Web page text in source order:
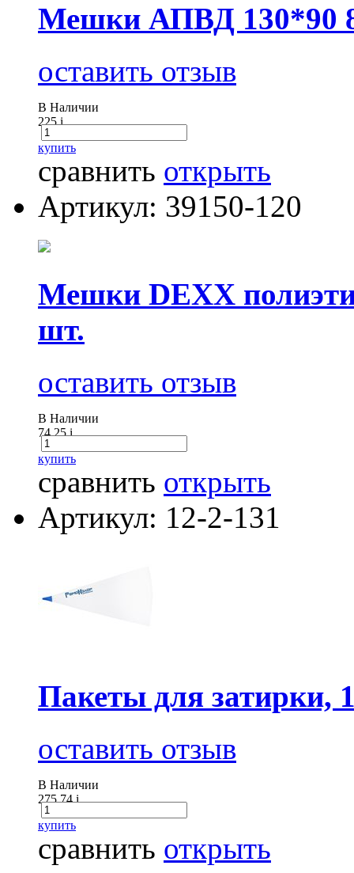
Мешки АПВД 130*90
оставить отзыв
В Наличии
225i
купить
сравнить открыть
Артикул: 39150-120
Мешки DEXX
шт.
оставить отзыв
В Наличии
74.25i
купить
сравнить открыть
Артикул: 12-2-131
Пакеты для затирки,
оставить отзыв
В Наличии
275.74i
купить
сравнить открыть